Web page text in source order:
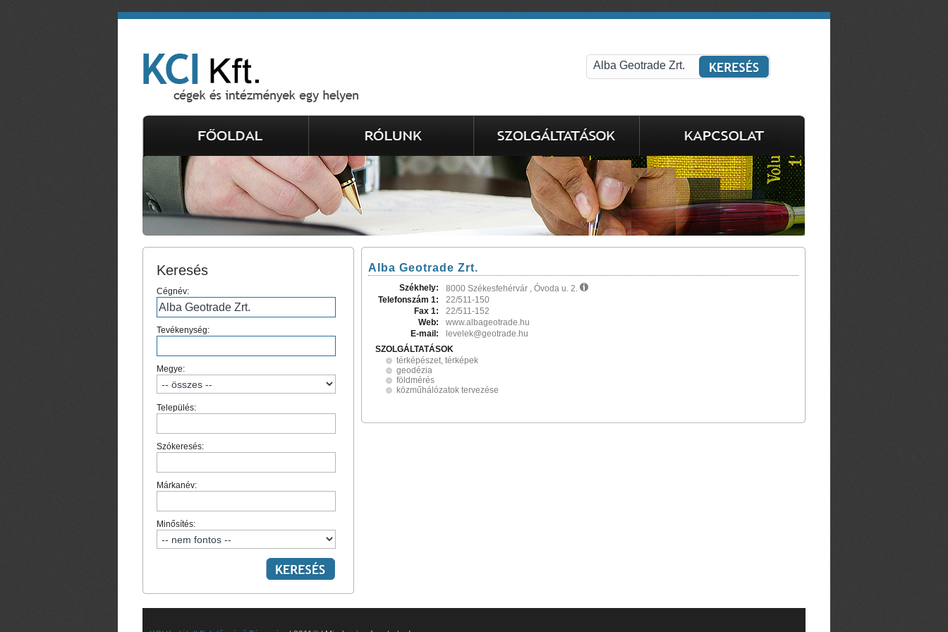
Keresés
Cégnév:
Tevékenység:
Megye:
Település:
Szókeresés:
Márkanév:
Minősítés:
Alba Geotrade Zrt.
Székhely:
8000 Székesfehérvár , Óvoda u. 2.
Telefonszám 1:
22/511-150
Fax 1:
22/511-152
Web:
www.albageotrade.hu
E-mail:
levelek@geotrade.hu
SZOLGÁLTATÁSOK
térképészet, térképek
geodézia
földmérés
közműhálózatok tervezése